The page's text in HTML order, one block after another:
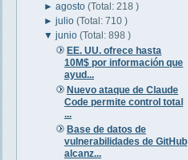
►agosto(Total: 218 )
►julio(Total: 710 )
▼junio(Total: 898 )
EE. UU. ofrece hasta
10M$ por información que
ayud...
Nuevo ataque de Claude
Code permite control total
...
Base de datos de
vulnerabilidades de GitHub
alcanz...